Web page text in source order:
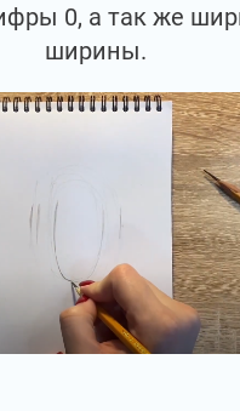
0, а так же
ширины.